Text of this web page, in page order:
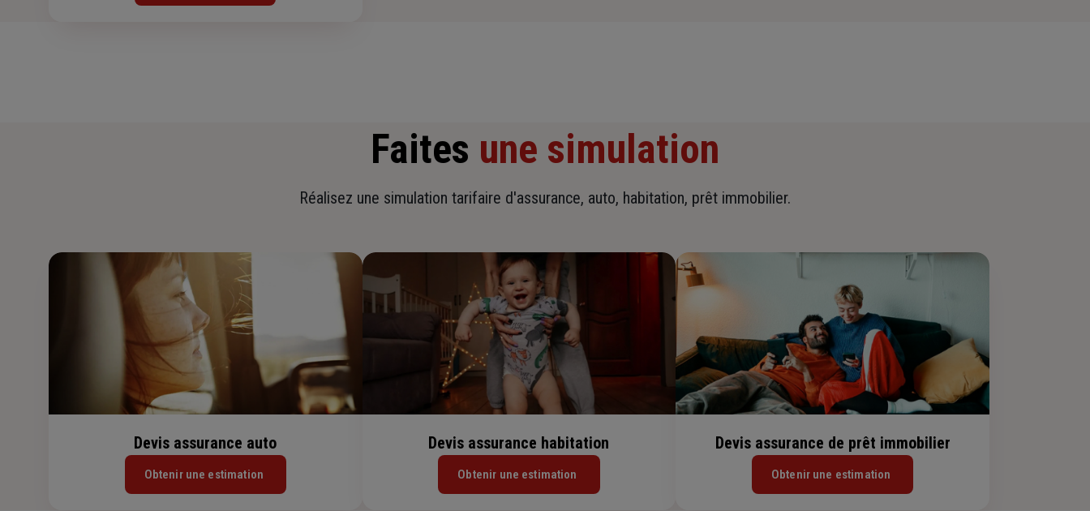
Faites une simulation
Réalisez une simulation tarifaire d'assurance, auto, habitation, prêt immobilier.
Devis assurance auto
Obtenir une estimation
Devis assurance habitation
Obtenir une estimation
Devis assurance de prêt immobilier
Obtenir une estimation